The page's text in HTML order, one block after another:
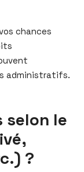
chances
administratifs.
selon le
?